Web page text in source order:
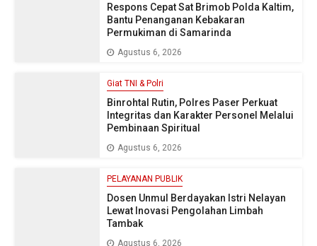
Respons Cepat Sat Brimob Polda Kaltim,
Bantu Penanganan Kebakaran
Permukiman di Samarinda
Agustus 6, 2026
Giat TNI & Polri
Binrohtal Rutin, Polres Paser Perkuat
Integritas dan Karakter Personel Melalui
Pembinaan Spiritual
Agustus 6, 2026
PELAYANAN PUBLIK
Dosen Unmul Berdayakan Istri Nelayan
Lewat Inovasi Pengolahan Limbah
Tambak
Agustus 6, 2026